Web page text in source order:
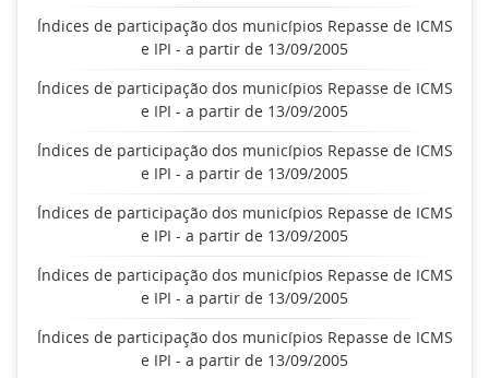
Índices de participação dos municípios Repasse de ICMS
e IPI - a partir de 13/09/2005
Índices de participação dos municípios Repasse de ICMS
e IPI - a partir de 13/09/2005
Índices de participação dos municípios Repasse de ICMS
e IPI - a partir de 13/09/2005
Índices de participação dos municípios Repasse de ICMS
e IPI - a partir de 13/09/2005
Índices de participação dos municípios Repasse de ICMS
e IPI - a partir de 13/09/2005
Índices de participação dos municípios Repasse de ICMS
e IPI - a partir de 13/09/2005